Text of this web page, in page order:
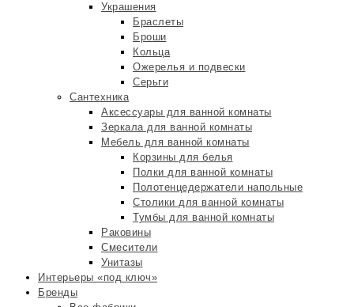
Украшения
Браслеты
Броши
Кольца
Ожерелья и подвески
Серьги
Сантехника
Аксессуары для ванной комнаты
Зеркала для ванной комнаты
Мебель для ванной комнаты
Корзины для белья
Полки для ванной комнаты
Полотенцедержатели напольные
Столики для ванной комнаты
Тумбы для ванной комнаты
Раковины
Смесители
Унитазы
Интерьеры «под ключ»
Бренды